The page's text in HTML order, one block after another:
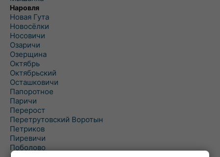
Наровля
Новая Гута
Новосёлки
Носовичи
Озаричи
Озерщина
Октябрь
Октябрьский
Осташковичи
Папоротное
Паричи
Перерост
Перетрутовский Воротын
Петриков
Пиревичи
Поболово